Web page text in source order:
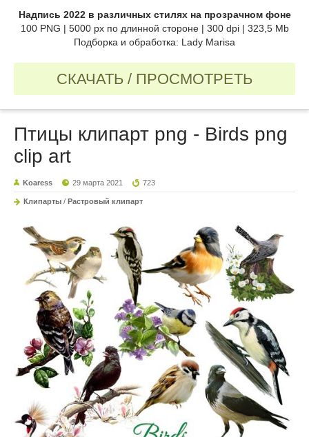
Надпись 2022 в различных стилях на прозрачном фоне
100 PNG | 5000 px по длинной стороне | 300 dpi | 323,5 Mb
Подборка и обработка: Lady Marisa
СКАЧАТЬ / ПРОСМОТРЕТЬ
Птицы клипарт png - Birds png
clip art
Koaress 29 марта 2021 723
Клипарты / Растровый клипарт